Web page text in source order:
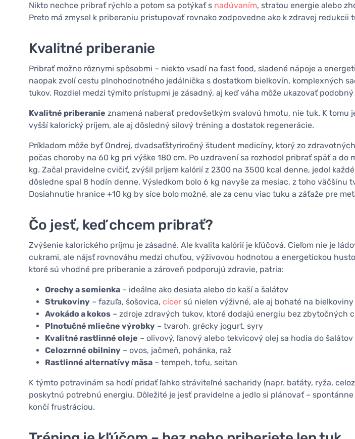
Nikto nechce pribrať rýchlo a potom sa potýkať s nadúvaním, stratou energie alebo
Preto má zmysel k priberaniu pristupovať rovnako zodpovedne ako k zdravej redukcii
Kvalitné priberanie
Pribrať možno rôznymi spôsobmi – niekto vsadí na fast food, sladené nápoje a
naopak zvolí cestu plnohodnotného jedálnička s dostatkom bielkovín, komplexných
tukov. Rozdiel medzi týmito prístupmi je zásadný, aj keď váha môže ukazovať
Kvalitné priberanie znamená naberať predovšetkým svalovú hmotu, nie tuk. K tomu
vyšší kalorický príjem, ale aj dôsledný silový tréning a dostatok regenerácie.
Príkladom môže byť Ondrej, dvadsaťštyriročný študent medicíny, ktorý zo
počas choroby na 60 kg pri výške 180 cm. Po uzdravení sa rozhodol pribrať späť a do
kg. Začal pravidelne cvičiť, zvýšil príjem kalórií z 2300 na 3500 kcal denne, jedol
dôsledne spal 8 hodín denne. Výsledkom bolo 6 kg navyše za mesiac, z toho väčšinu
Dosiahnutie hranice +10 kg by síce bolo možné, ale za cenu viac tuku a záťaže pre
Čo jesť, keď chcem pribrať?
Zvýšenie kalorického príjmu je zásadné. Ale kvalita kalórií je kľúčová. Cieľom nie je
cukrami, ale nájsť rovnováhu medzi chuťou, výživovou hodnotou a energetickou
ktoré sú vhodné pre priberanie a zároveň podporujú zdravie, patria:
Orechy a semienka – ideálne ako desiata alebo do kaší a šalátov
Strukoviny – fazuľa, šošovica, cícer sú nielen výživné, ale aj bohaté na bielkoviny
Avokádo a kokos – zdroje zdravých tukov, ktoré dodajú energiu bez zbytočných
Plnotučné mliečne výrobky – tvaroh, grécky jogurt, syry
Kvalitné rastlinné oleje – olivový, ľanový alebo tekvicový olej sa hodia do
Celozrnné obilniny – ovos, jačmeň, pohánka, raž
Rastlinné alternatívy mäsa – tempeh, tofu, seitan
K týmto potravinám sa hodí pridať ľahko stráviteľné sacharidy (napr. batáty, ryža,
poskytnú potrebnú energiu. Dôležité je jesť pravidelne a jedlo si plánovať –
končí frustráciou.